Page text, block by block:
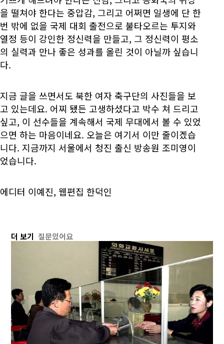
을 떨쳐야 한다는 중압감, 그리고 어쩌면 일생에 단 한
번 밖에 없을 국제 대회 출전으로 불타오르는 투지와
열정 등이 강인한 정신력을 만들고, 그 정신력이 평소
의 실력과 만나 좋은 성과를 올린 것이 아닐까 싶습니
다.
지금 글을 쓰면서도 북한 여자 축구단의 사진들을 보
고 있는데요. 어찌 됐든 고생하셨다고 박수 쳐 드리고
싶고, 이 선수들을 계속해서 국제 무대에서 볼 수 있었
으면 하는 마음이네요. 오늘은 여기서 이만 줄이겠습
니다. 지금까지 서울에서 청진 출신 방송원 조미영이
었습니다.
에디터 이예진, 웹편집 한덕인
더 보기 질문있어요